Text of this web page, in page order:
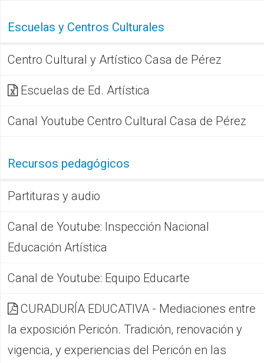
Escuelas y Centros Culturales
Centro Cultural y Artístico Casa de Pérez
Escuelas de Ed. Artística
Canal Youtube Centro Cultural Casa de Pérez
Recursos pedagógicos
Partituras y audio
Canal de Youtube: Inspección Nacional
Educación Artística
Canal de Youtube: Equipo Educarte
CURADURÍA EDUCATIVA - Mediaciones entre
la exposición Pericón. Tradición, renovación y
vigencia, y experiencias del Pericón en las